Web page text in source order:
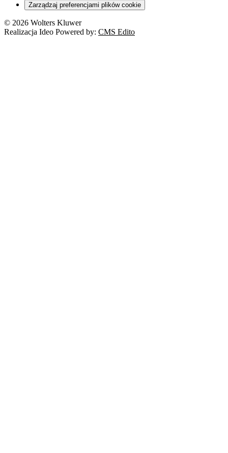
Zarządzaj preferencjami plików cookie
© 2026 Wolters Kluwer
Realizacja Ideo Powered by: CMS Edito